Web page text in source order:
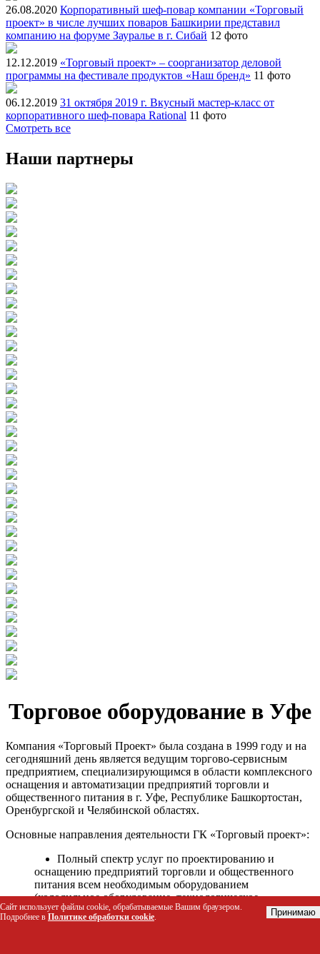
26.08.2020 Корпоративный шеф-повар компании «Торговый
проект» в числе лучших поваров Башкирии представил
компанию на форуме Зауралье в г. Сибай 12 фото
12.12.2019 «Торговый проект» – соорганизатор деловой
программы на фестивале продуктов «Наш бренд» 11 фото
06.12.2019 31 октября 2019 г. Вкусный мастер-класс от
корпоративного шеф-повара Rational 11 фото
Смотреть все
Наши партнеры
Торговое оборудование в Уфе
Компания «Торговый Проект» была создана в 1999 году и на
сегодняшний день является ведущим торгово-сервисным
предприятием, специализирующимся в области комплексного
оснащения и автоматизации предприятий торговли и
общественного питания в г. Уфе, Республике Башкортостан,
Оренбургской и Челябинской областях.
Основные направления деятельности ГК «Торговый проект»:
Полный спектр услуг по проектированию и
оснащению предприятий торговли и общественного
питания всем необходимым оборудованием
(холодильное оборудование, технологическое
оборудование, стеллажное оборудование и т.д.);
Автоматизация торговых процессов и внедрения
Сайт использует файлы cookie, обрабатываемые Вашим браузером.
Подробнее в Политике обработки cookie. Принимаю